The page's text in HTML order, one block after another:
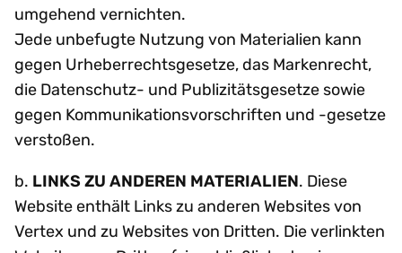
umgehend vernichten.
Jede unbefugte Nutzung von Materialien kann
gegen Urheberrechtsgesetze, das Markenrecht,
die Datenschutz- und Publizitätsgesetze sowie
gegen Kommunikationsvorschriften und -gesetze
verstoßen.
b. LINKS ZU ANDEREN MATERIALIEN. Diese
Website enthält Links zu anderen Websites von
Vertex und zu Websites von Dritten. Die verlinkten